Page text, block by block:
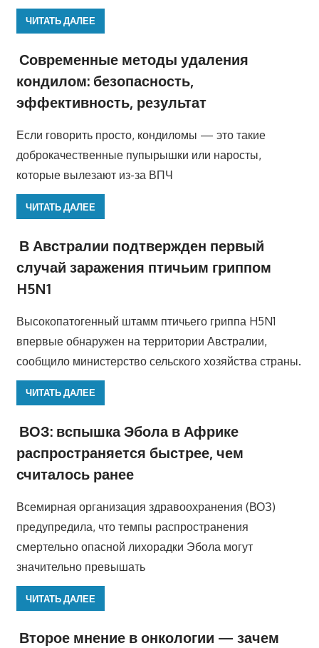
ЧИТАТЬ ДАЛЕЕ
Современные методы удаления
кондилом: безопасность,
эффективность, результат
Если говорить просто, кондиломы — это такие
доброкачественные пупырышки или наросты,
которые вылезают из-за ВПЧ
ЧИТАТЬ ДАЛЕЕ
В Австралии подтвержден первый
случай заражения птичьим гриппом
H5N1
Высокопатогенный штамм птичьего гриппа H5N1
впервые обнаружен на территории Австралии,
сообщило министерство сельского хозяйства страны.
ЧИТАТЬ ДАЛЕЕ
ВОЗ: вспышка Эбола в Африке
распространяется быстрее, чем
считалось ранее
Всемирная организация здравоохранения (ВОЗ)
предупредила, что темпы распространения
смертельно опасной лихорадки Эбола могут
значительно превышать
ЧИТАТЬ ДАЛЕЕ
Второе мнение в онкологии — зачем